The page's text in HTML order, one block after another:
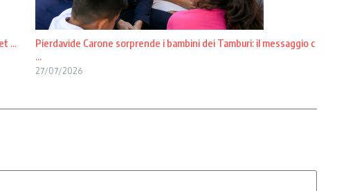
...
Pierdavide Carone sorprende i bambini dei Tamburi: il messaggio c
...
27/07/2026